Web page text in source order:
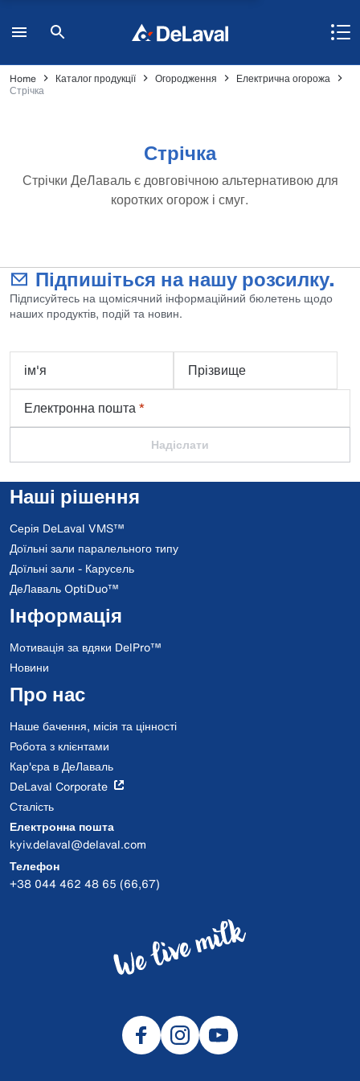
Home Каталог продукції Огородження
Електрична огорожа
Стрічка
Стрічка
Стрічки ДеЛаваль є довговічною альтернативою для
коротких огорож і смуг.
Підпишіться на нашу розсилку.
Підписуйтесь на щомісячний інформаційний бюлетень щодо
наших продуктів, подій та новин.
ім'я
Прізвище
Електронна пошта*
Надіслати
Наші рішення
Серія DeLaval VMS™
Доїльні зали паралельного типу
Доїльні зали - Карусель
ДеЛаваль OptiDuo™
Інформація
Мотивація за вдяки DelPro™
Новини
Про нас
Наше бачення, місія та цінності
Робота з клієнтами
Кар'єра в ДеЛаваль
DeLaval Corporate
Сталість
Електронна пошта
kyiv.delaval@delaval.com
Телефон
+38 044 462 48 65 (66,67)